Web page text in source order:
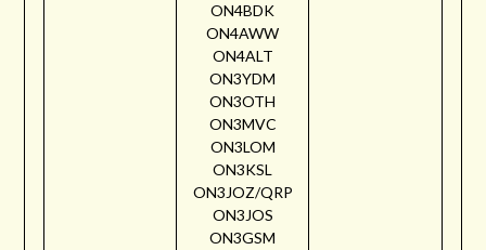
ON4BDK
ON4AWW
ON4ALT
ON3YDM
ON3OTH
ON3MVC
ON3LOM
ON3KSL
ON3JOZ/QRP
ON3JOS
ON3GSM